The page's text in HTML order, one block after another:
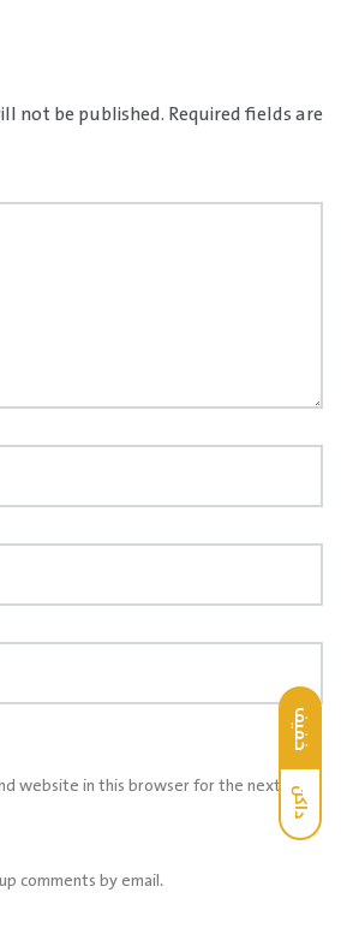
خفيف
داكن
not be published. Required fields are
website in this browser for the next
comments by email.